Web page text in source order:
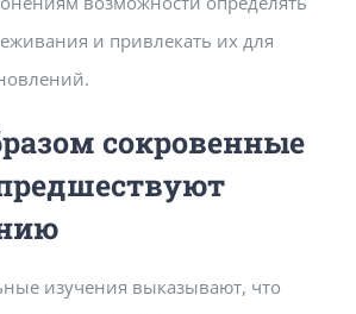
и привлекать их для
сокровенные
изучения выказывают, что